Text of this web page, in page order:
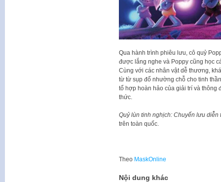
Qua hành trình phiêu lưu, cô quỷ
được lắng nghe và Poppy cũng học
Cùng với các nhân vật dễ thương,
từ từ sụp đổ nhường chỗ cho tinh
tổ hợp hoàn hảo của giải trí và thông
thức.
Quỷ lùn tinh nghịch: Chuyến lưu diễn
trên toàn quốc.
Theo MaskOnline
Nội dung khác